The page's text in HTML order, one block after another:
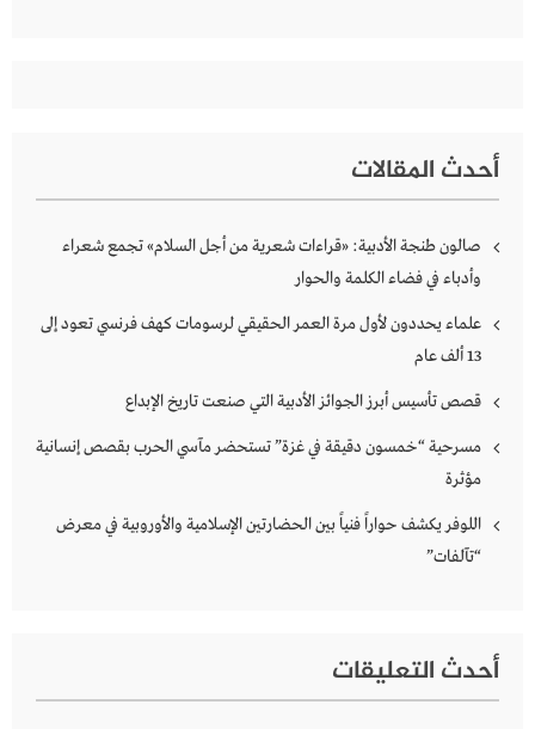
أحدث المقالات
صالون طنجة الأدبية: «قراءات شعرية من أجل السلام» تجمع شعراء
وأدباء في فضاء الكلمة والحوار
علماء يحددون لأول مرة العمر الحقيقي لرسومات كهف فرنسي تعود إلى
13 ألف عام
قصص تأسيس أبرز الجوائز الأدبية التي صنعت تاريخ الإبداع
مسرحية “خمسون دقيقة في غزة” تستحضر مآسي الحرب بقصص إنسانية
مؤثرة
اللوفر يكشف حواراً فنياً بين الحضارتين الإسلامية والأوروبية في معرض
“تآلفات”
أحدث التعليقات